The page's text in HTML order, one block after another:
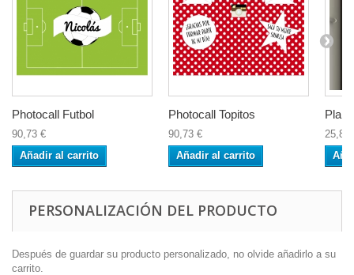
Photocall Futbol
90,73 €
Añadir al carrito
Photocall Topitos
90,73 €
Añadir al carrito
25,83
PERSONALIZACIÓN DEL PRODUCTO
Después de guardar su producto personalizado, no olvide añadirlo a su
carrito.